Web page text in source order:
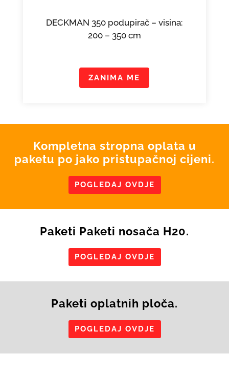
DECKMAN 350 podupirač – visina:
200 – 350 cm
ZANIMA ME
Kompletna stropna oplata u
paketu po jako pristupačnoj cijeni.
POGLEDAJ OVDJE
Paketi Paketi nosača H20.
POGLEDAJ OVDJE
Paketi oplatnih ploča.
POGLEDAJ OVDJE